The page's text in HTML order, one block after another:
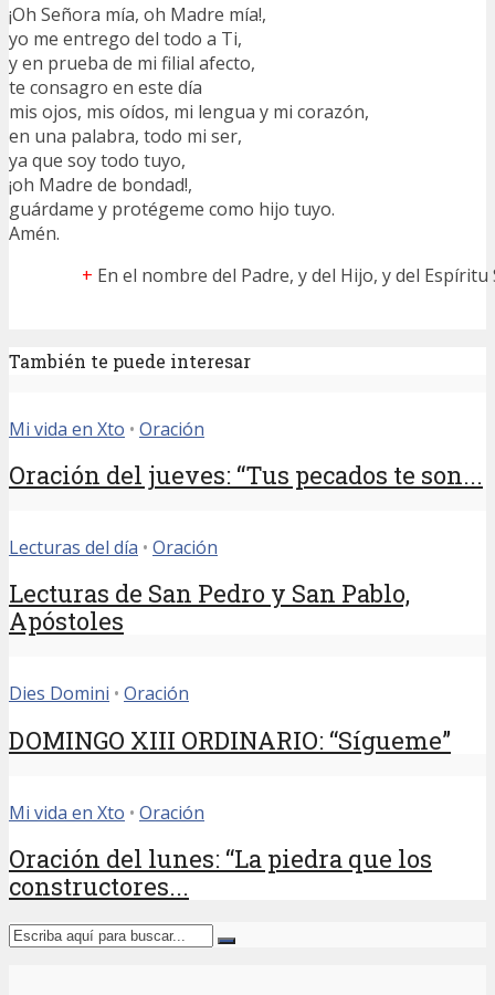
¡Oh Señora mía, oh Madre mía!,
yo me entrego del todo a Ti,
y en prueba de mi filial afecto,
te consagro en este día
mis ojos, mis oídos, mi lengua y mi corazón,
en una palabra, todo mi ser,
ya que soy todo tuyo,
¡oh Madre de bondad!,
guárdame y protégeme como hijo tuyo.
Amén.
+ En el nombre del Padre, y del Hijo, y del Espíritu
También te puede interesar
Mi vida en Xto • Oración
Oración del jueves: “Tus pecados te son...
Lecturas del día • Oración
Lecturas de San Pedro y San Pablo,
Apóstoles
Dies Domini • Oración
DOMINGO XIII ORDINARIO: “Sígueme”
Mi vida en Xto • Oración
Oración del lunes: “La piedra que los
constructores...